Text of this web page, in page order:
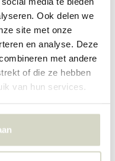
Ook delen we
site met onze
en analyse. Deze
met andere
of die ze hebben
van hun services.